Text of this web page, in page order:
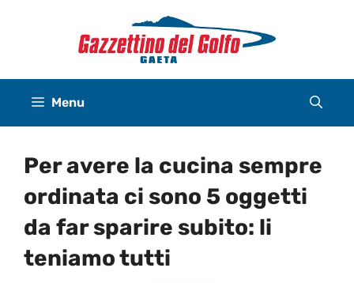
Menu
Per avere la cucina sempre
ordinata ci sono 5 oggetti
da far sparire subito: li
teniamo tutti